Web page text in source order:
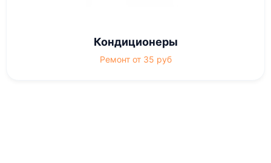
Кондиционеры
Ремонт от 35 руб